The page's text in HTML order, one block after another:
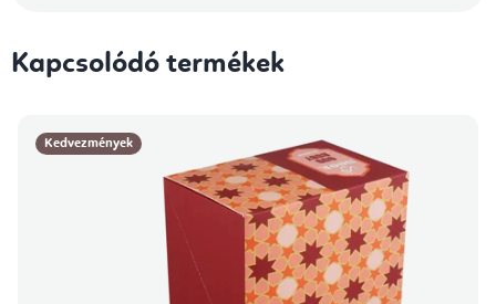
Kapcsolódó termékek
Kedvezmények